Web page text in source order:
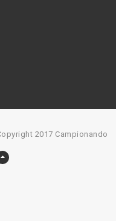
2017 Campionando